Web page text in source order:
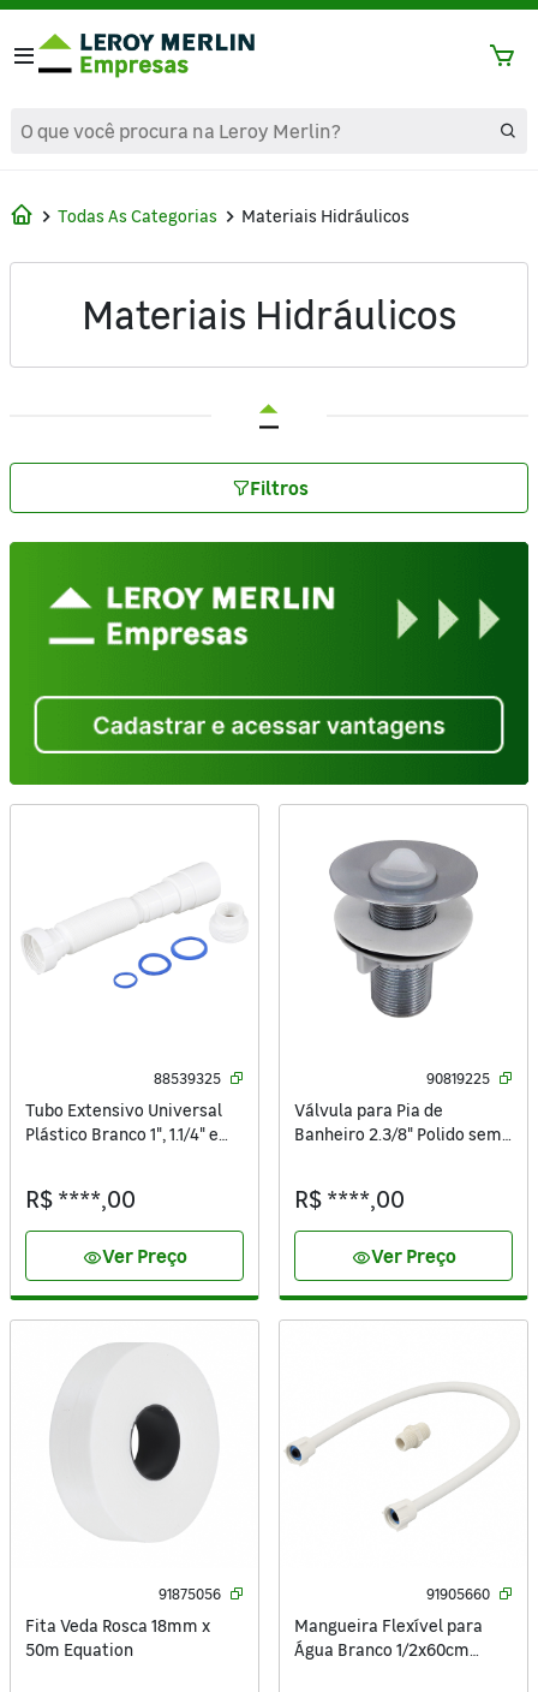
text.skipToContent
text.skipToNavigation
Todas As Categorias Materiais Hidráulicos
Materiais Hidráulicos
Filtros
88539325
Tubo Extensivo Universal
Plástico Branco 1", 1.1/4" e
R$ ****,00
visibilityVer Preço
90819225
Válvula para Pia de
Banheiro 2.3/8" Polido sem
R$ ****,00
visibilityVer Preço
91875056
Fita Veda Rosca 18mm x
50m Equation
91905660
Mangueira Flexível para
Água Branco 1/2x60cm